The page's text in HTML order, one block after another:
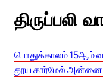
திருப்பலி
பொதுக்காலம் 15ஆம்
தூய கார்மேல் அன்னை